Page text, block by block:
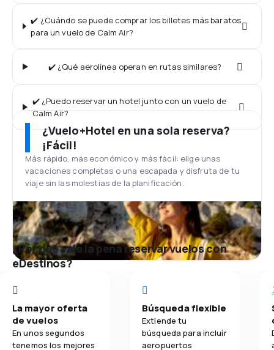
✔️ ¿Cuándo se puede comprar los billetes más baratos
para un vuelo de Calm Air?
✔️ ¿Qué aerolínea operan en rutas similares?
✔️ ¿Puedo reservar un hotel junto con un vuelo de
Calm Air?
¿Vuelo+Hotel en una sola reserva?
¡Fácil!
Más rápido, más económico y más fácil: elige unas
vacaciones completas o una escapada y disfruta de tu
viaje sin las molestias de la planificación.
¿Por qué vale la pena reservar vuelos con
eDestinos?
La mayor oferta
de vuelos
En unos segundos
tenemos los mejores
Búsqueda flexible
Extiende tu
búsqueda para incluir
aeropuertos